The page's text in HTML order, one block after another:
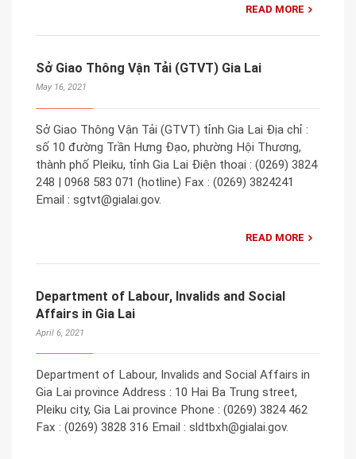
READ MORE
Sở Giao Thông Vận Tải (GTVT) Gia Lai
May 16, 2021
Sở Giao Thông Vận Tải (GTVT) tỉnh Gia Lai Địa chỉ :
số 10 đường Trần Hưng Đạo, phường Hội Thương,
thành phố Pleiku, tỉnh Gia Lai Điện thoại : (0269) 3824
248 | 0968 583 071 (hotline) Fax : (0269) 3824241
Email : sgtvt@gialai.gov.
READ MORE
Department of Labour, Invalids and Social
Affairs in Gia Lai
April 6, 2021
Department of Labour, Invalids and Social Affairs in
Gia Lai province Address : 10 Hai Ba Trung street,
Pleiku city, Gia Lai province Phone : (0269) 3824 462
Fax : (0269) 3828 316 Email : sldtbxh@gialai.gov.